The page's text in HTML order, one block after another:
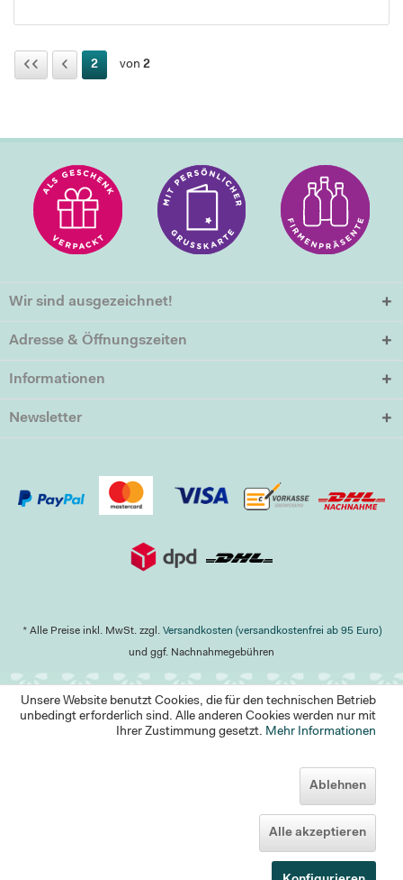
2 von 2
Wir sind ausgezeichnet!
Adresse & Öffnungszeiten
Informationen
Newsletter
* Alle Preise inkl. MwSt. zzgl. Versandkosten (versandkostenfrei ab 95 Euro)
und ggf. Nachnahmegebühren
Unsere Website benutzt Cookies, die für den technischen Betrieb
unbedingt erforderlich sind. Alle anderen Cookies werden nur mit
Ihrer Zustimmung gesetzt. Mehr Informationen
Ablehnen
Alle akzeptieren